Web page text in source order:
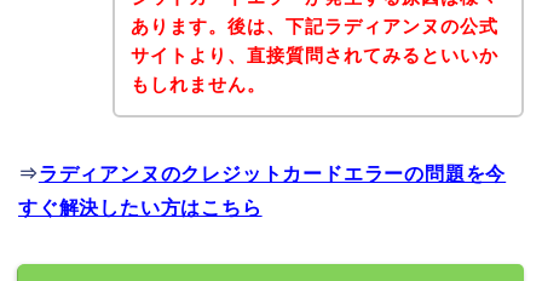
あります。後は、下記ラディアンヌの公式
サイトより、直接質問されてみるといいか
もしれません。
⇒ラディアンヌのクレジットカードエラーの問題を今
すぐ解決したい方はこちら